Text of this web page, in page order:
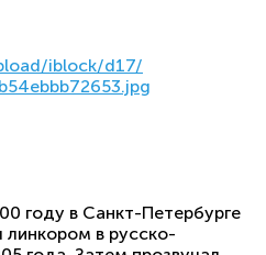
iblock/d17/
53.jpg
году в Санкт-Петербурге
линкором в русско-